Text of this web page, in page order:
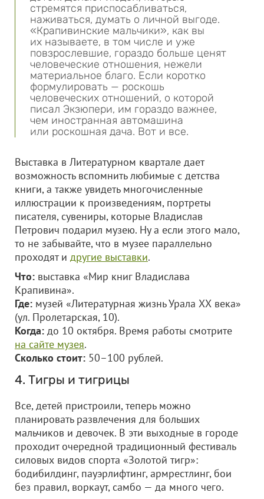
стремятся приспосабливаться,
наживаться, думать о личной выгоде.
«Крапивинские мальчики», как вы
их называете, в том числе и уже
повзрослевшие, гораздо больше ценят
человеческие отношения, нежели
материальное благо. Если коротко
формулировать — роскошь
человеческих отношений, о которой
писал Экзюпери, им гораздо важнее,
чем иностранная автомашина
или роскошная дача. Вот и все.
Выставка в Литературном квартале дает
возможность вспомнить любимые с детства
книги, а также увидеть многочисленные
иллюстрации к произведениям, портреты
писателя, сувениры, которые Владислав
Петрович подарил музею. Ну а если этого мало,
то не забывайте, что в музее параллельно
проходят и другие выставки.
Что: выставка «Мир книг Владислава
Крапивина».
Где: музей «Литературная жизнь Урала ХХ века»
(ул. Пролетарская, 10).
Когда: до 10 октября. Время работы смотрите
на сайте музея.
Сколько стоит: 50–100 рублей.
4. Тигры и тигрицы
Все, детей пристроили, теперь можно
планировать развлечения для больших
мальчиков и девочек. В эти выходные в городе
проходит очередной традиционный фестиваль
силовых видов спорта «Золотой тигр»:
бодибилдинг, пауэрлифтинг, армрестлинг, бои
без правил, воркаут, самбо — да много чего.